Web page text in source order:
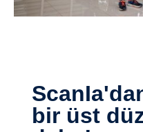
ScanIa'dan türkiye'ye
bir üst